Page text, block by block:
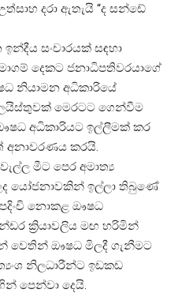
දරා ඇතැයි “ද සන්ඩේ
සංචාරයක් සඳහා
දෙකට ජනාධිපතිවරයාගේ
නියාමන අධිකාරියේ
මෙරටට ගෙන්වීම
අධිකාරියට ඉල්ලීමක් කර
අනාවරණය කරයි.
මීට පෙර අමාත්‍ය
යෝජනාවකින් ඉල්ලා තිබුණේ
නොකළ ඖෂධ
ක්‍රියාවලිය මඟ හරිමින්
වෙතින් ඖෂධ මිලදී ගැනීමට
නිලධාරීන්ට ඉඩකඩ
පෙන්වා දෙයි.